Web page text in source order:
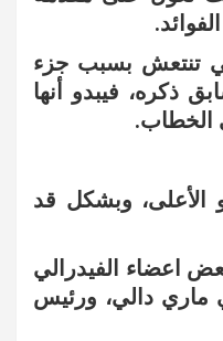
تنتعش بسبب جزء
ذكره، فيبدو أنها
الخطاب.
الأعلى، وبشكل قد
اعضاء الفيدرالي
ماري دالي، ورئيس